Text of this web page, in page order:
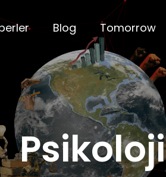
Blog Tomorrow
Psikoloji